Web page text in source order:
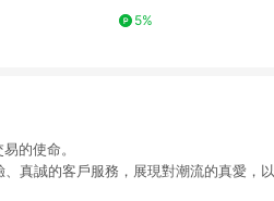
5%
的使命。
真誠的客戶服務，展現對潮流的真愛，以